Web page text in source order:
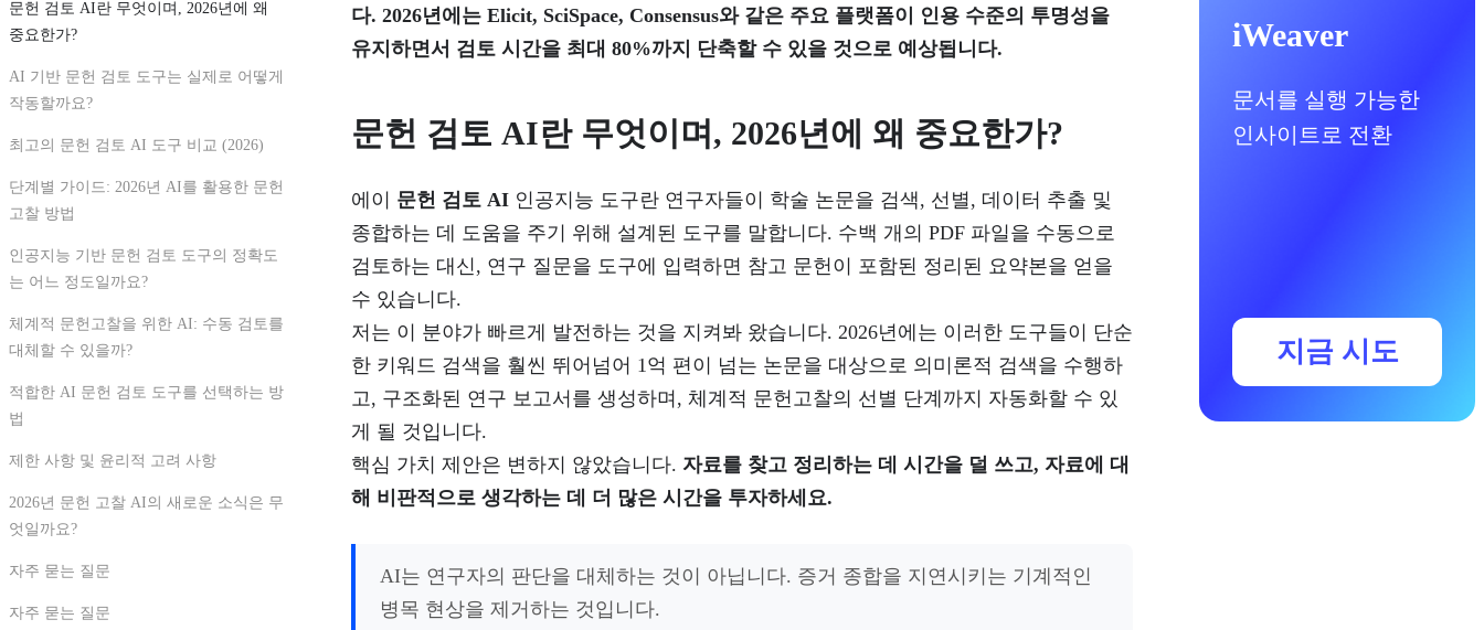
문헌 검토 AI란 무엇이며, 2026년에 왜
중요한가?
AI 기반 문헌 검토 도구는 실제로 어떻게
작동할까요?
최고의 문헌 검토 AI 도구 비교 (2026)
단계별 가이드: 2026년 AI를 활용한 문헌
고찰 방법
인공지능 기반 문헌 검토 도구의 정확도
는 어느 정도일까요?
체계적 문헌고찰을 위한 AI: 수동 검토를
대체할 수 있을까?
적합한 AI 문헌 검토 도구를 선택하는 방
법
제한 사항 및 윤리적 고려 사항
2026년 문헌 고찰 AI의 새로운 소식은 무
엇일까요?
자주 묻는 질문
자주 묻는 질문
다. 2026년에는 Elicit, SciSpace, Consensus와 같은 주요 플랫폼이 인용 수준의 투명성을
유지하면서 검토 시간을 최대 80%까지 단축할 수 있을 것으로 예상됩니다.
문헌 검토 AI란 무엇이며, 2026년에 왜 중요한가?
에이 문헌 검토 AI 인공지능 도구란 연구자들이 학술 논문을 검색, 선별, 데이터 추출 및
종합하는 데 도움을 주기 위해 설계된 도구를 말합니다. 수백 개의 PDF 파일을 수동으로
검토하는 대신, 연구 질문을 도구에 입력하면 참고 문헌이 포함된 정리된 요약본을 얻을
수 있습니다.
저는 이 분야가 빠르게 발전하는 것을 지켜봐 왔습니다. 2026년에는 이러한 도구들이 단순
한 키워드 검색을 훨씬 뛰어넘어 1억 편이 넘는 논문을 대상으로 의미론적 검색을 수행하
고, 구조화된 연구 보고서를 생성하며, 체계적 문헌고찰의 선별 단계까지 자동화할 수 있
게 될 것입니다.
핵심 가치 제안은 변하지 않았습니다. 자료를 찾고 정리하는 데 시간을 덜 쓰고, 자료에 대
해 비판적으로 생각하는 데 더 많은 시간을 투자하세요.
AI는 연구자의 판단을 대체하는 것이 아닙니다. 증거 종합을 지연시키는 기계적인
병목 현상을 제거하는 것입니다.
iWeaver
문서를 실행 가능한
인사이트로 전환
지금 시도